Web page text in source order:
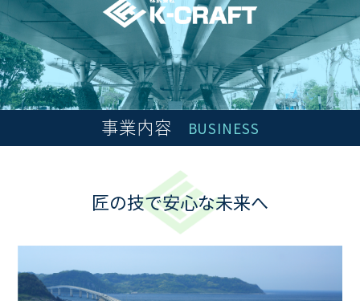
事業内容 BUSINESS
匠の技で安心な未来へ